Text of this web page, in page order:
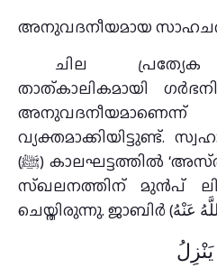
അനുവദനീയമായ
ചില പ്രത്യേക
താത്കാലികമായി
വ്യക്തമാക്കിയിട്ടുണ്ട്.
(ﷺ) കാലഘട്ടത്തിൽ ‘അസ്ൽ’ (Coitus Interruptus /
സ്ഖലനത്തിന് മുൻപ്